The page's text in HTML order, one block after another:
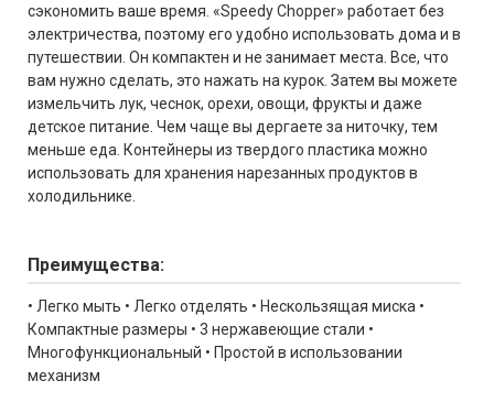
сэкономить ваше время. «Speedy Chopper» работает без
электричества, поэтому его удобно использовать дома и в
путешествии. Он компактен и не занимает места. Все, что
вам нужно сделать, это нажать на курок. Затем вы можете
измельчить лук, чеснок, орехи, овощи, фрукты и даже
детское питание. Чем чаще вы дергаете за ниточку, тем
меньше еда. Контейнеры из твердого пластика можно
использовать для хранения нарезанных продуктов в
холодильнике.
Преимущества:
• Легко мыть • Легко отделять • Нескользящая миска •
Компактные размеры • 3 нержавеющие стали •
Многофункциональный • Простой в использовании
механизм